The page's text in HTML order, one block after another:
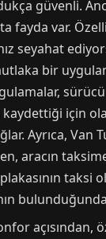
güvenli.
fayda var.
seyahat
bir
kaydettiği için
Ayrıca, Van
aracın
taksi
açısından,